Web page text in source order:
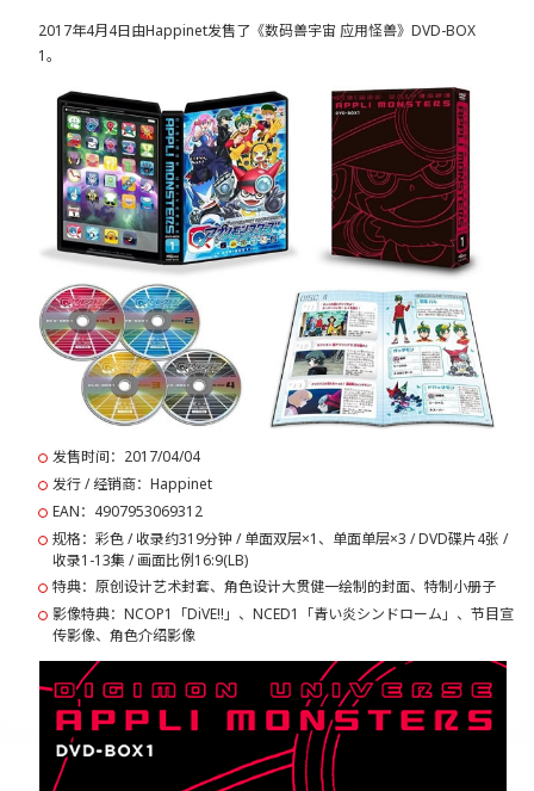
2017年4月4日由Happinet发售了《数码兽宇宙 应用怪兽》DVD-BOX
1。
发售时间：2017/04/04
发行 / 经销商：Happinet
EAN：4907953069312
规格：彩色 / 收录约319分钟 / 单面双层×1、单面单层×3 / DVD碟片4张 /
收录1-13集 / 画面比例16:9(LB)
特典：原创设计艺术封套、角色设计大贯健一绘制的封面、特制小册子
影像特典：NCOP1「DiVE!!」、NCED1「青い炎シンドローム」、节目宣
传影像、角色介绍影像